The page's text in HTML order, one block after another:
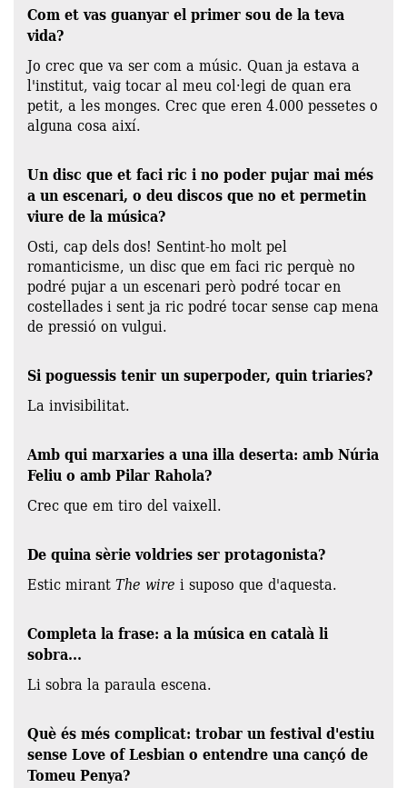
Com et vas guanyar el primer sou de la teva
vida?
Jo crec que va ser com a músic. Quan ja estava a
l'institut, vaig tocar al meu col·legi de quan era
petit, a les monges. Crec que eren 4.000 pessetes o
alguna cosa així.
Un disc que et faci ric i no poder pujar mai més
a un escenari, o deu discos que no et permetin
viure de la música?
Osti, cap dels dos! Sentint-ho molt pel
romanticisme, un disc que em faci ric perquè no
podré pujar a un escenari però podré tocar en
costellades i sent ja ric podré tocar sense cap mena
de pressió on vulgui.
Si poguessis tenir un superpoder, quin triaries?
La invisibilitat.
Amb qui marxaries a una illa deserta: amb Núria
Feliu o amb Pilar Rahola?
Crec que em tiro del vaixell.
De quina sèrie voldries ser protagonista?
Estic mirantThe wire i suposo que d'aquesta.
Completa la frase: a la música en català li
sobra...
Li sobra la paraula escena.
Què és més complicat: trobar un festival d'estiu
sense Love of Lesbian o entendre una cançó de
Tomeu Penya?